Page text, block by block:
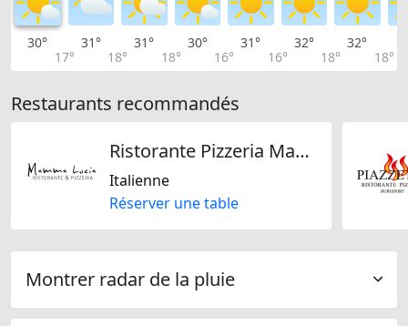
30°
17°
31°
18°
31°
18°
30°
16°
31°
16°
32°
18°
32°
18°
Restaurants recommandés
Ristorante Pizzeria Mamma Lucia GmbH
Italienne
Réserver une table
Montrer radar de la pluie